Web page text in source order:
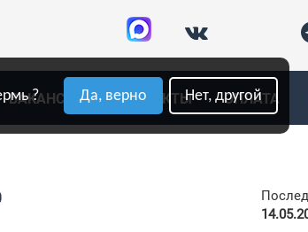
? Да, верно Нет, другой
ВАКАНСИИ КОНТАКТЫ ОПЛАТА